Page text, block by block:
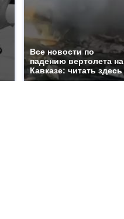
Все новости по
падению вертолета на
Кавказе: читать здесь